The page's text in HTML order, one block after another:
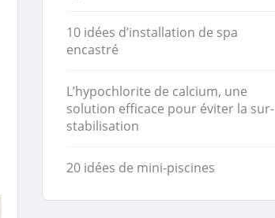
10 idées d’installation de spa
encastré
L’hypochlorite de calcium, une
solution efficace pour éviter la sur-
stabilisation
20 idées de mini-piscines